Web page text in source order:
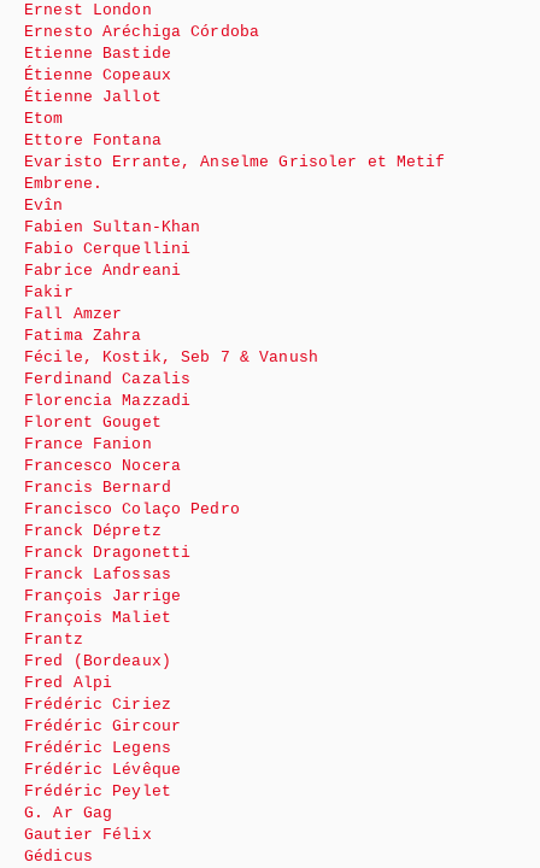
Ernest London
Ernesto Aréchiga Córdoba
Etienne Bastide
Étienne Copeaux
Étienne Jallot
Etom
Ettore Fontana
Evaristo Errante, Anselme Grisoler et Metif
Embrene.
Evîn
Fabien Sultan-Khan
Fabio Cerquellini
Fabrice Andreani
Fakir
Fall Amzer
Fatima Zahra
Fécile, Kostik, Seb 7 & Vanush
Ferdinand Cazalis
Florencia Mazzadi
Florent Gouget
France Fanion
Francesco Nocera
Francis Bernard
Francisco Colaço Pedro
Franck Dépretz
Franck Dragonetti
Franck Lafossas
François Jarrige
François Maliet
Frantz
Fred (Bordeaux)
Fred Alpi
Frédéric Ciriez
Frédéric Gircour
Frédéric Legens
Frédéric Lévêque
Frédéric Peylet
G. Ar Gag
Gautier Félix
Gédicus